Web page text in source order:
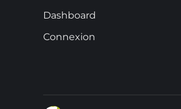
Dashboard
Connexion